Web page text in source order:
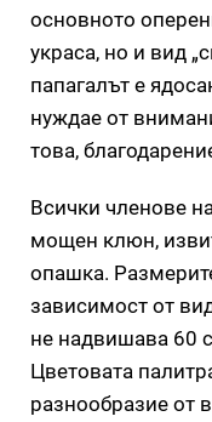
основното
украса, но и вид
папагалът е
нуждае от
това,
Всички членове
мощен клюн,
опашка.
зависимост от
не надвишава 60
Цветовата
разнообразие от